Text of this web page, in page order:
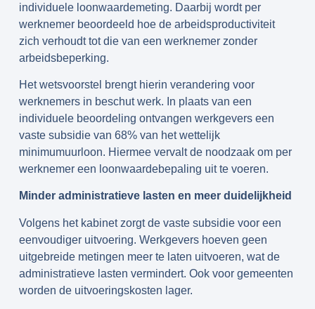
individuele loonwaardemeting. Daarbij wordt per
werknemer beoordeeld hoe de arbeidsproductiviteit
zich verhoudt tot die van een werknemer zonder
arbeidsbeperking.
Het wetsvoorstel brengt hierin verandering voor
werknemers in beschut werk. In plaats van een
individuele beoordeling ontvangen werkgevers een
vaste subsidie van 68% van het wettelijk
minimumuurloon. Hiermee vervalt de noodzaak om per
werknemer een loonwaardebepaling uit te voeren.
Minder administratieve lasten en meer duidelijkheid
Volgens het kabinet zorgt de vaste subsidie voor een
eenvoudiger uitvoering. Werkgevers hoeven geen
uitgebreide metingen meer te laten uitvoeren, wat de
administratieve lasten vermindert. Ook voor gemeenten
worden de uitvoeringskosten lager.